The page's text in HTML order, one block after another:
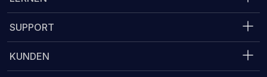
SUPPORT
KUNDEN